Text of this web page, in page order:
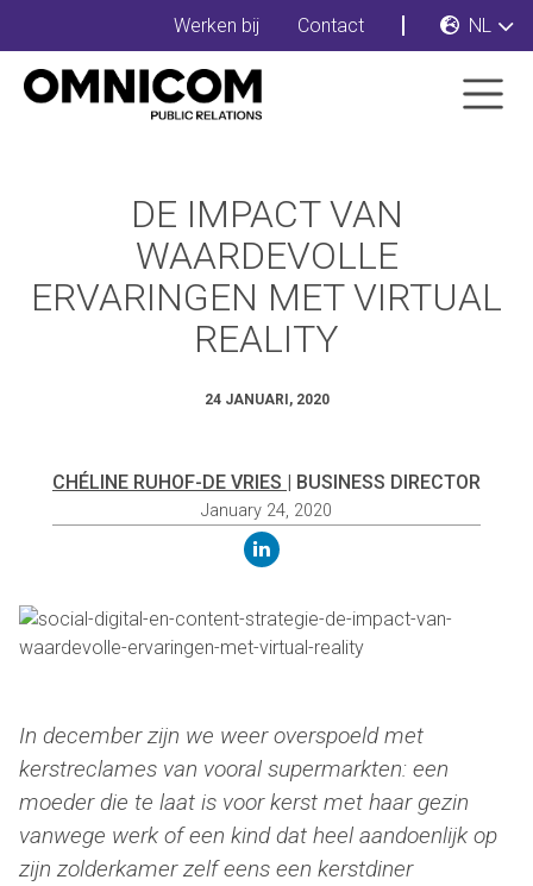
Werken bij Contact NL
DE IMPACT VAN
WAARDEVOLLE
ERVARINGEN MET VIRTUAL
REALITY
24 JANUARI, 2020
CHÉLINE RUHOF-DE VRIES | BUSINESS DIRECTOR
January 24, 2020
linkedin
In december zijn we weer overspoeld met
kerstreclames van vooral supermarkten: een
moeder die te laat is voor kerst met haar gezin
vanwege werk of een kind dat heel aandoenlijk op
zijn zolderkamer zelf eens een kerstdiner